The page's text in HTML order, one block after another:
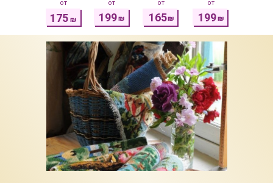
199₪ 165₪ 199₪
175 ₪
от от от от